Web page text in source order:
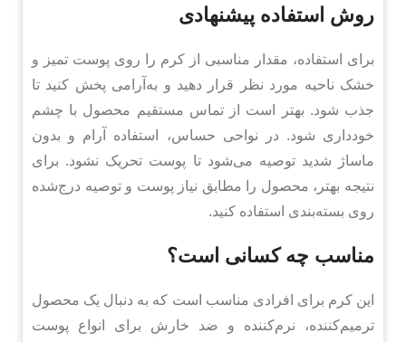
روش استفاده پیشنهادی
برای استفاده، مقدار مناسبی از کرم را روی پوست تمیز و
خشک ناحیه مورد نظر قرار دهید و به‌آرامی پخش کنید تا
جذب شود. بهتر است از تماس مستقیم محصول با چشم
خودداری شود. در نواحی حساس، استفاده آرام و بدون
ماساژ شدید توصیه می‌شود تا پوست تحریک نشود. برای
نتیجه بهتر، محصول را مطابق نیاز پوست و توصیه درج‌شده
روی بسته‌بندی استفاده کنید.
مناسب چه کسانی است؟
این کرم برای افرادی مناسب است که به دنبال یک محصول
ترمیم‌کننده، نرم‌کننده و ضد خارش برای انواع پوست